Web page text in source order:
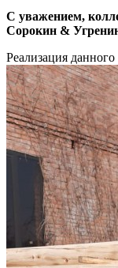
С уважением,
Сорокин &
Реализация данного